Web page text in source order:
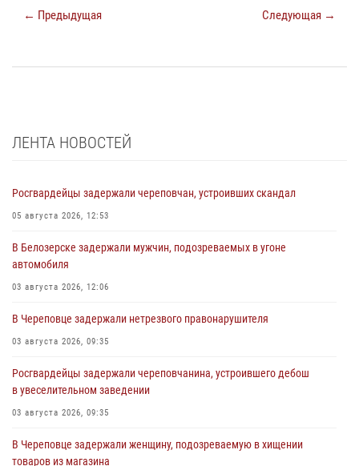
← Предыдущая Следующая →
ЛЕНТА НОВОСТЕЙ
Росгвардейцы задержали череповчан, устроивших скандал
05 августа 2026, 12:53
В Белозерске задержали мужчин, подозреваемых в угоне
автомобиля
03 августа 2026, 12:06
В Череповце задержали нетрезвого правонарушителя
03 августа 2026, 09:35
Росгвардейцы задержали череповчанина, устроившего дебош
в увеселительном заведении
03 августа 2026, 09:35
В Череповце задержали женщину, подозреваемую в хищении
товаров из магазина